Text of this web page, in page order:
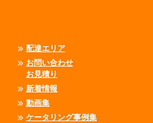
配達エリア
お問い合わせ
お見積り
新着情報
動画集
ケータリング事例集